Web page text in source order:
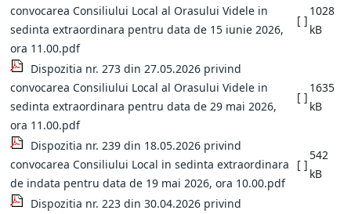
convocarea Consiliului Local al Orasului Videle in
sedinta extraordinara pentru data de 15 iunie 2026,
ora 11.00.pdf
[ ]
1028
kB
Dispozitia nr. 273 din 27.05.2026 privind
convocarea Consiliului Local al Orasului Videle in
sedinta extraordinara pentru data de 29 mai 2026,
ora 11.00.pdf
[ ]
1635
kB
Dispozitia nr. 239 din 18.05.2026 privind
convocarea Consiliului Local in sedinta extraordinara
de indata pentru data de 19 mai 2026, ora 10.00.pdf
[ ]
542
kB
Dispozitia nr. 223 din 30.04.2026 privind